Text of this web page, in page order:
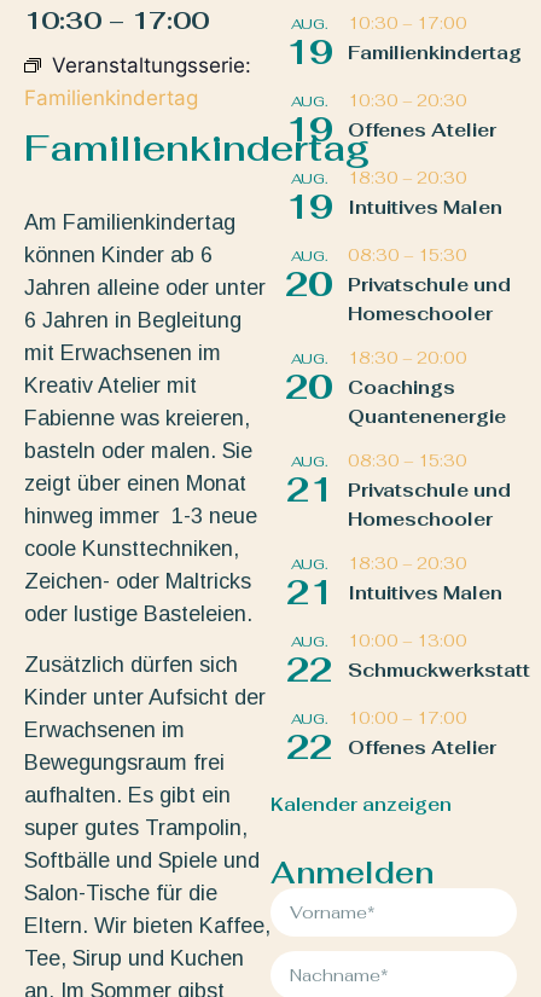
10:30 – 17:00
Veranstaltungsserie:
Familienkindertag
Familienkindertag
Am Familienkindertag
können Kinder ab 6
Jahren alleine oder unter
6 Jahren in Begleitung
mit Erwachsenen im
Kreativ Atelier mit
Fabienne was kreieren,
basteln oder malen. Sie
zeigt über einen Monat
hinweg immer 1-3 neue
coole Kunsttechniken,
Zeichen- oder Maltricks
oder lustige Basteleien.
Zusätzlich dürfen sich
Kinder unter Aufsicht der
Erwachsenen im
Bewegungsraum frei
aufhalten. Es gibt ein
super gutes Trampolin,
Softbälle und Spiele und
Salon-Tische für die
Eltern. Wir bieten Kaffee,
Tee, Sirup und Kuchen
an. Im Sommer gibst
AUG.
19
10:30 – 17:00
Familienkindertag
AUG.
19
10:30 – 20:30
Offenes Atelier
AUG.
19
18:30 – 20:30
Intuitives Malen
AUG.
20
08:30 – 15:30
Privatschule und
Homeschooler
AUG.
20
18:30 – 20:00
Coachings
Quantenenergie
AUG.
21
08:30 – 15:30
Privatschule und
Homeschooler
AUG.
21
18:30 – 20:30
Intuitives Malen
AUG.
22
10:00 – 13:00
Schmuckwerkstatt
AUG.
22
10:00 – 17:00
Offenes Atelier
Kalender anzeigen
Anmelden